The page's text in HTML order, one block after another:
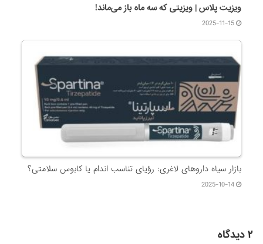
ویزیت پلاس | ویزیتی که سه ماه باز می‌ماند!
2025-11-15
بازار سیاه داروهای لاغری: رؤیای تناسب اندام یا کابوس سلامتی؟
2025-10-14
۲ دیدگاه